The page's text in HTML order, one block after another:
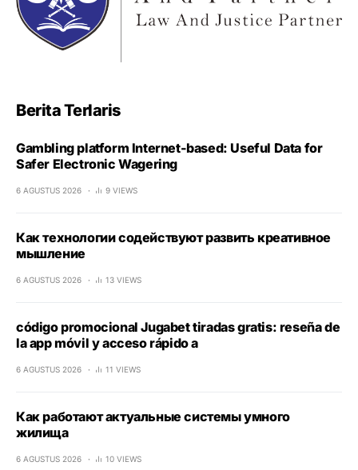
Berita Terlaris
Gambling platform Internet-based: Useful Data for
Safer Electronic Wagering
6 AGUSTUS 2026 9 VIEWS
Как технологии содействуют развить креативное
мышление
6 AGUSTUS 2026 13 VIEWS
código promocional Jugabet tiradas gratis: reseña de
la app móvil y acceso rápido a
6 AGUSTUS 2026 11 VIEWS
Как работают актуальные системы умного
жилища
6 AGUSTUS 2026 10 VIEWS